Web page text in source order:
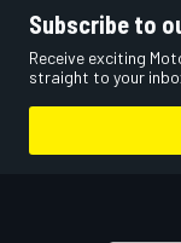
Subscribe to
Receive exciting
straight to your